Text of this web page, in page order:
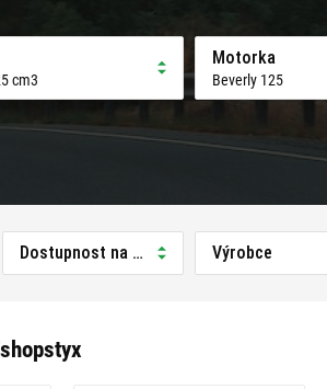
cm3
Motorka
Beverly 125
Dostupnost na prodejně Výrobce